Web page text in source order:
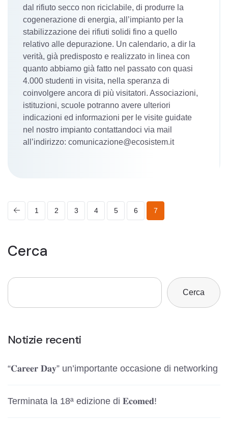
dal rifiuto secco non riciclabile, di produrre la
cogenerazione di energia, all’impianto per la
stabilizzazione dei rifiuti solidi fino a quello
relativo alle depurazione. Un calendario, a dir la
verità, già predisposto e realizzato in linea con
quanto abbiamo già fatto nel passato con quasi
4.000 studenti in visita, nella speranza di
coinvolgere ancora di più visitatori. Associazioni,
istituzioni, scuole potranno avere ulteriori
indicazioni ed informazioni per le visite guidate
nel nostro impianto contattandoci via mail
all’indirizzo: comunicazione@ecosistem.it
P
g
n
a
z
o
n
1 2 3 4 5 6 7
Cerca
Cerca
Notizie recenti
“𝐂𝐚𝐫𝐞𝐞𝐫 𝐃𝐚𝐲” un’importante occasione di networking
Terminata la 18ª edizione di 𝐄𝐜𝐨𝐦𝐞𝐝!